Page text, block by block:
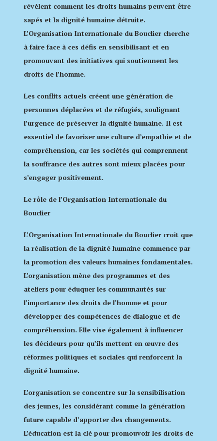
révèlent comment les droits humains peuvent être
sapés et la dignité humaine détruite.
L’Organisation Internationale du Bouclier cherche
à faire face à ces défis en sensibilisant et en
promouvant des initiatives qui soutiennent les
droits de l’homme.
Les conflits actuels créent une génération de
personnes déplacées et de réfugiés, soulignant
l’urgence de préserver la dignité humaine. Il est
essentiel de favoriser une culture d’empathie et de
compréhension, car les sociétés qui comprennent
la souffrance des autres sont mieux placées pour
s’engager positivement.
Le rôle de l’Organisation Internationale du
Bouclier
L’Organisation Internationale du Bouclier croit que
la réalisation de la dignité humaine commence par
la promotion des valeurs humaines fondamentales.
L’organisation mène des programmes et des
ateliers pour éduquer les communautés sur
l’importance des droits de l’homme et pour
développer des compétences de dialogue et de
compréhension. Elle vise également à influencer
les décideurs pour qu’ils mettent en œuvre des
réformes politiques et sociales qui renforcent la
dignité humaine.
L’organisation se concentre sur la sensibilisation
des jeunes, les considérant comme la génération
future capable d’apporter des changements.
L’éducation est la clé pour promouvoir les droits de